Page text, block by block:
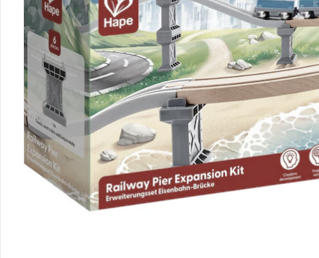
Gutscheine & Aktionen
Kontakt & Service
Filialen & Beratung
Unternehmen